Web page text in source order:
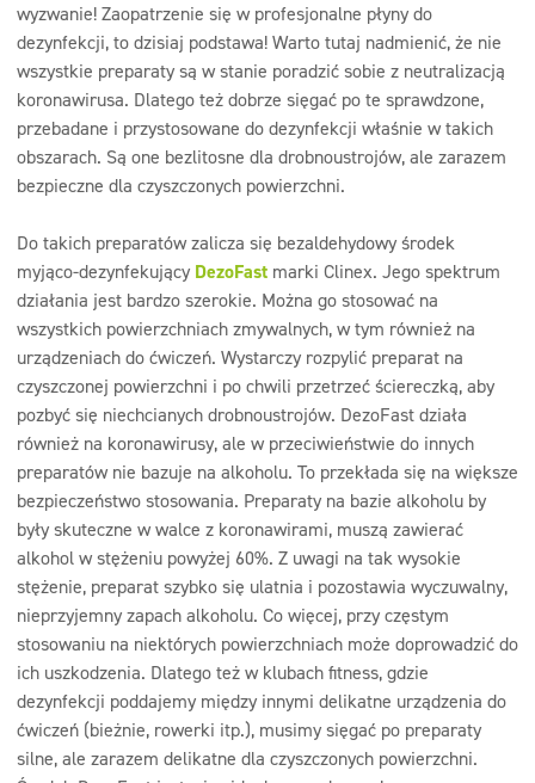
wyzwanie! Zaopatrzenie się w profesjonalne płyny do
dezynfekcji, to dzisiaj podstawa! Warto tutaj nadmienić, że nie
wszystkie preparaty są w stanie poradzić sobie z neutralizacją
koronawirusa. Dlatego też dobrze sięgać po te sprawdzone,
przebadane i przystosowane do dezynfekcji właśnie w takich
obszarach. Są one bezlitosne dla drobnoustrojów, ale zarazem
bezpieczne dla czyszczonych powierzchni.
Do takich preparatów zalicza się bezaldehydowy środek
myjąco-dezynfekujący DezoFast marki Clinex. Jego spektrum
działania jest bardzo szerokie. Można go stosować na
wszystkich powierzchniach zmywalnych, w tym również na
urządzeniach do ćwiczeń. Wystarczy rozpylić preparat na
czyszczonej powierzchni i po chwili przetrzeć ściereczką, aby
pozbyć się niechcianych drobnoustrojów. DezoFast działa
również na koronawirusy, ale w przeciwieństwie do innych
preparatów nie bazuje na alkoholu. To przekłada się na większe
bezpieczeństwo stosowania. Preparaty na bazie alkoholu by
były skuteczne w walce z koronawirami, muszą zawierać
alkohol w stężeniu powyżej 60%. Z uwagi na tak wysokie
stężenie, preparat szybko się ulatnia i pozostawia wyczuwalny,
nieprzyjemny zapach alkoholu. Co więcej, przy częstym
stosowaniu na niektórych powierzchniach może doprowadzić do
ich uszkodzenia. Dlatego też w klubach fitness, gdzie
dezynfekcji poddajemy między innymi delikatne urządzenia do
ćwiczeń (bieżnie, rowerki itp.), musimy sięgać po preparaty
silne, ale zarazem delikatne dla czyszczonych powierzchni.